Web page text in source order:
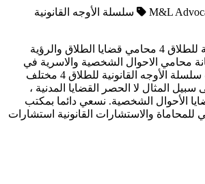
M&L
سلسلة الأوجه القانونية
سلسلة الأوجه القانونية للطلاق 4 محامي قضايا الطلاق والرؤية
محامي الاحوال الشخصية والاسرية في
دبي وابوظبي الامارات سلسلة الأوجه القانونية للطلاق 4 مختلف
سبيل المثال لا الحصر القضايا المدنية ،
الأحوال الشخصية. نسعي دائما بمكتب
والاستشارات القانونية استشارات